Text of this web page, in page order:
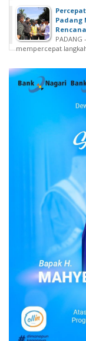
Padang
mempercepat